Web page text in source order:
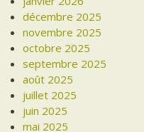
décembre 2025
novembre 2025
octobre 2025
septembre 2025
août 2025
juillet 2025
juin 2025
mai 2025